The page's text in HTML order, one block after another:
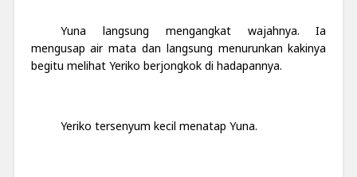
Yuna langsung mengangkat wajahnya. Ia
mengusap air mata dan langsung menurunkan kakinya
begitu melihat Yeriko berjongkok di hadapannya.
Yeriko tersenyum kecil menatap Yuna.